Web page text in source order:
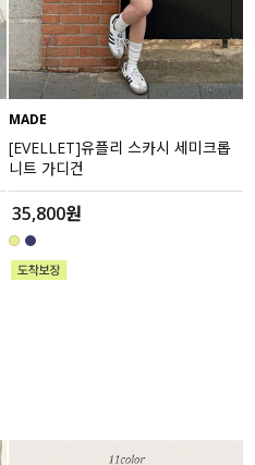
MADE
[EVELLET]유플리 스카시 세미크롭
니트 가디건
35,800원